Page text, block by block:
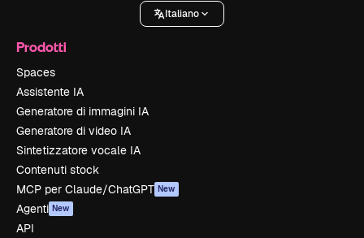
Italiano
Prodotti
Spaces
Assistente IA
Generatore di immagini IA
Generatore di video IA
Sintetizzatore vocale IA
Contenuti stock
MCP per Claude/ChatGPT New
Agenti New
API